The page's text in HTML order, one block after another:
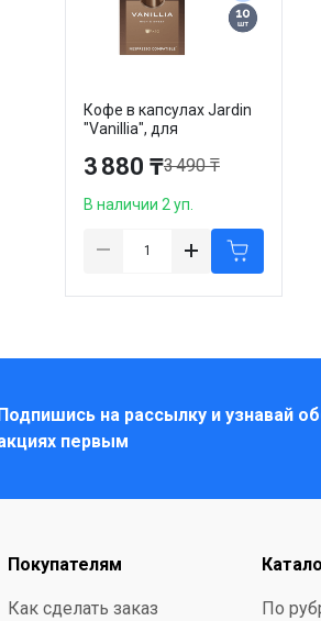
Кофе в капсулах Jardin
"Vanillia", для
10 капсул
3 880 ₸3 490 ₸
В наличии 2 уп.
на рассылку и узнавай
первым
Покупателям
Как сделать заказ По